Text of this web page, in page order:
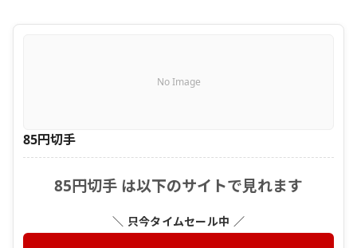
No Image
85円切手
85円切手 は以下のサイトで見れます
＼ 只今タイムセール中 ／